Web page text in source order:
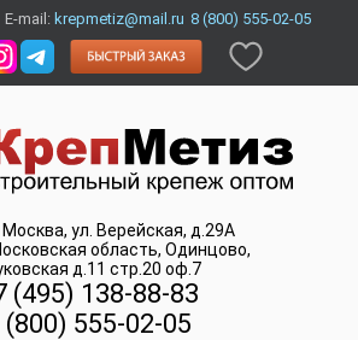
E-mail: krepmetiz@mail.ru 8 (800) 555-02-05
Москва, ул. Верейская, д.29А
область, Одинцово,
д.11 стр.20 оф.7
(495) 138-88-83
(800) 555-02-05